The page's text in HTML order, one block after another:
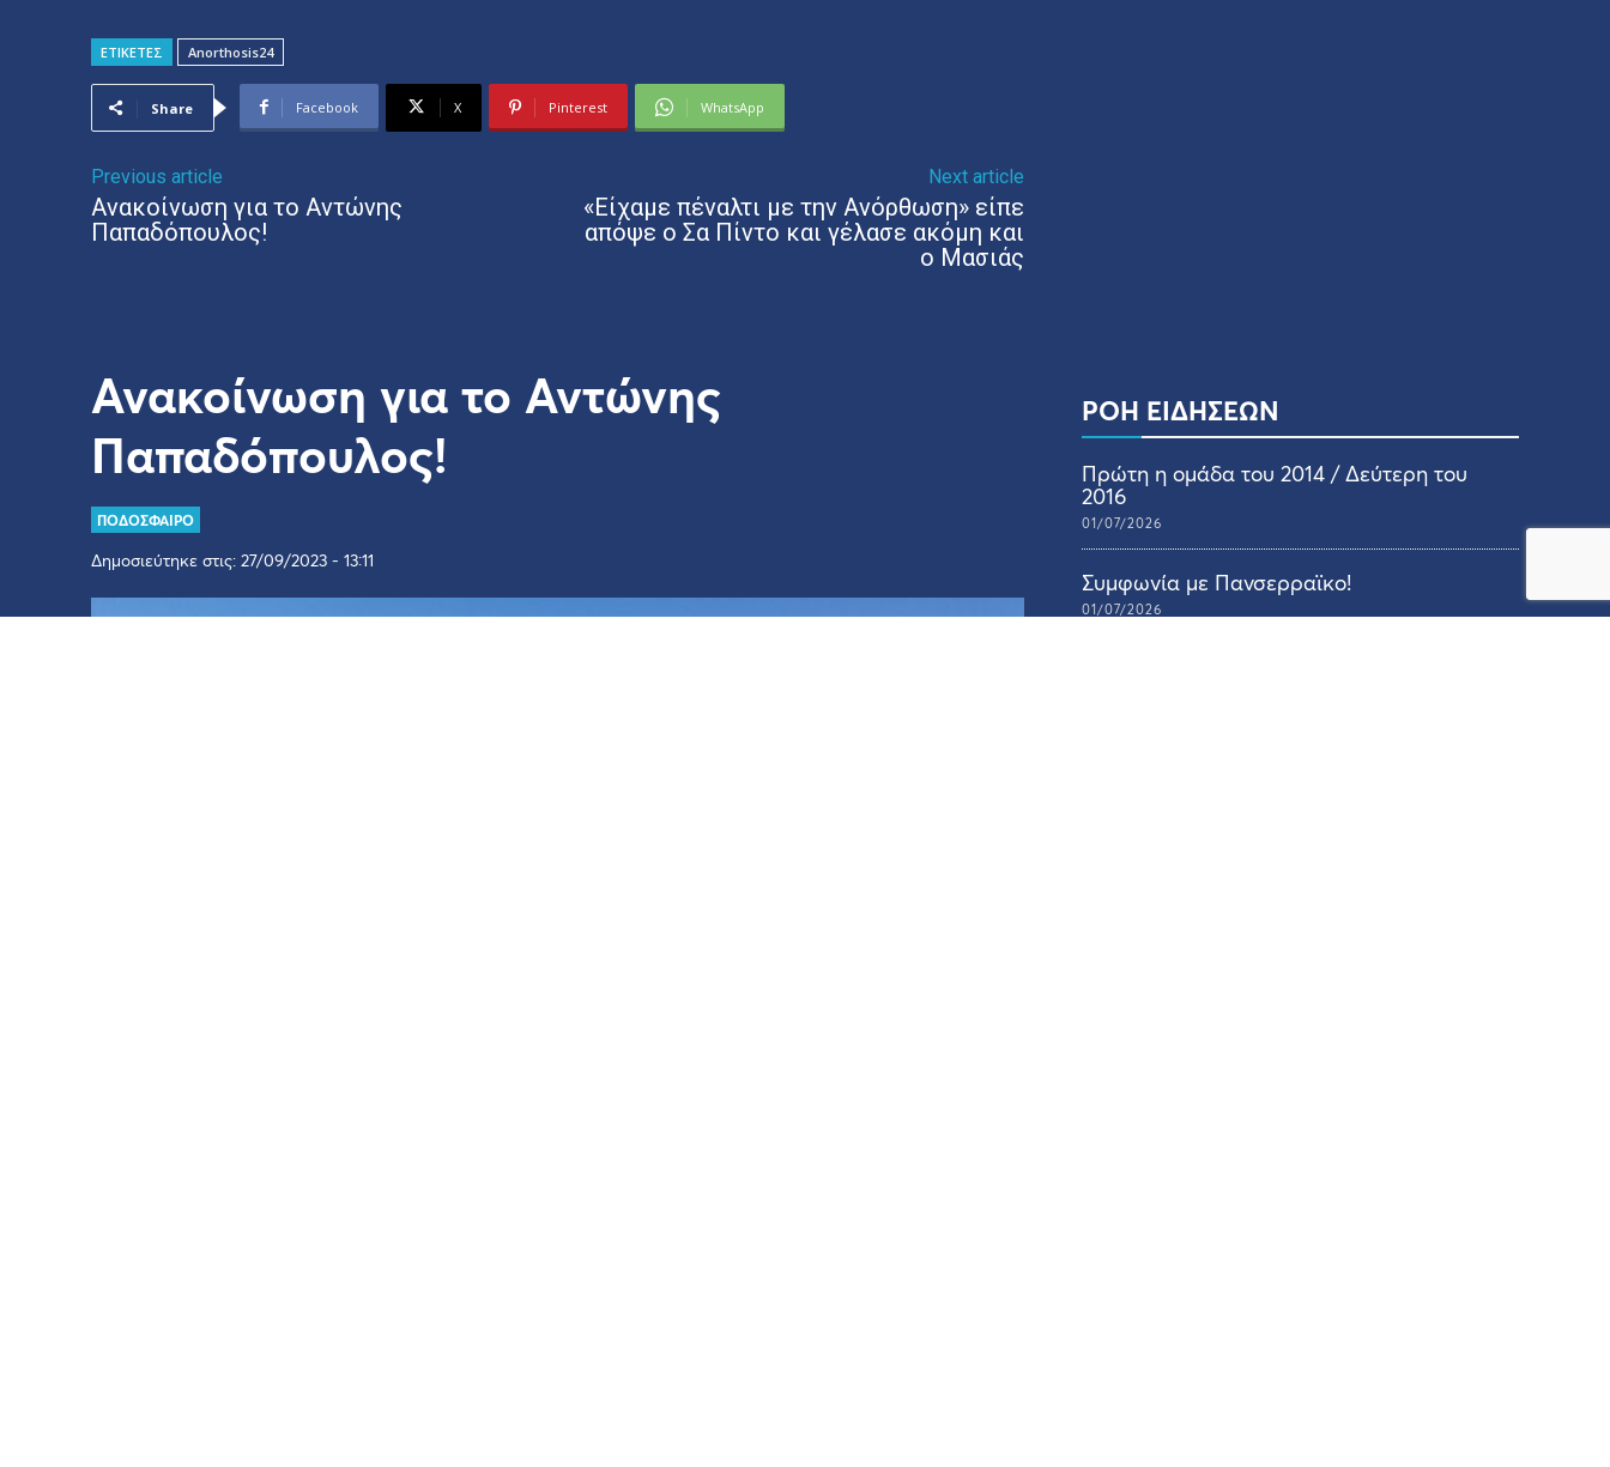
ΕΤΙΚΕΤΕΣ Anorthosis24
Share Facebook X Pinterest WhatsApp
Previous article
Ανακοίνωση για το Αντώνης
Παπαδόπουλος!
Next article
«Είχαμε πέναλτι με την Ανόρθωση» είπε
απόψε ο Σα Πίντο και γέλασε ακόμη και
ο Μασιάς